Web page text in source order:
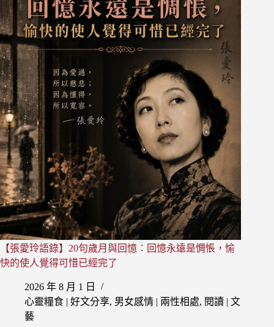
情
故
事】
她
與
胡
蘭
成、
賴
雅
的
兩
段
婚
姻：
願
使
月
靜
好，
世
安
穩
【張愛玲語錄】20句歲月與回憶：回憶永遠是惆悵，愉
快的使人覺得可惜已經完了
2026 年 8 月 1 日
心靈糧食 | 好文分享, 男女感情 | 兩性相處, 閱讀 | 文
藝